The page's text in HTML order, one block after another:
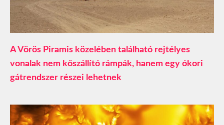
A Vörös Piramis közelében található rejtélyes
vonalak nem kőszállító rámpák, hanem egy ókori
gátrendszer részei lehetnek